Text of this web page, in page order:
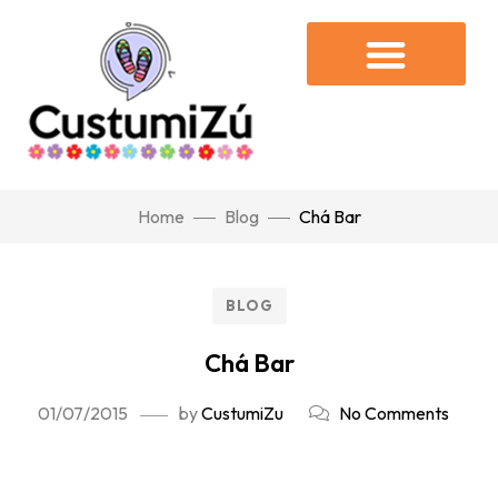
Home Blog Chá Bar
BLOG
Chá Bar
01/07/2015 byCustumiZu No Comments